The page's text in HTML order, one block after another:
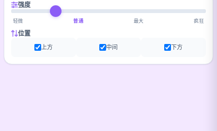
强度
轻微 普通 最大 疯狂
位置
上方 中间 下方